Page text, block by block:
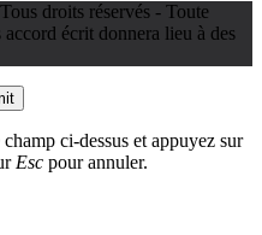
droits réservés - Toute
écrit donnera lieu à des
ci-dessus et appuyez sur
Esc pour annuler.